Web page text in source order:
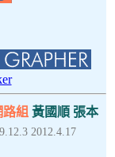
組 黃國順 張本
2012.4.17